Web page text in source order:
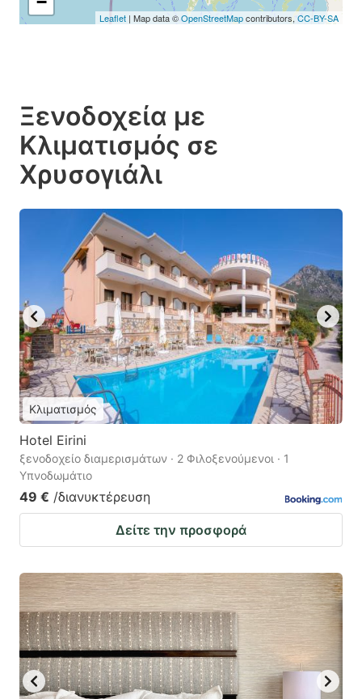
Leaflet | Map data ©OpenStreetMapcontributors, CC-BY-SA
Ξενοδοχεία με
Κλιματισμός σε
Χρυσογιάλι
Κλιματισμός
Hotel Eirini
ξενοδοχείο διαμερισμάτων · 2 Φιλοξενούμενοι · 1
Υπνοδωμάτιο
49 € /διανυκτέρευση
Δείτε την προσφορά